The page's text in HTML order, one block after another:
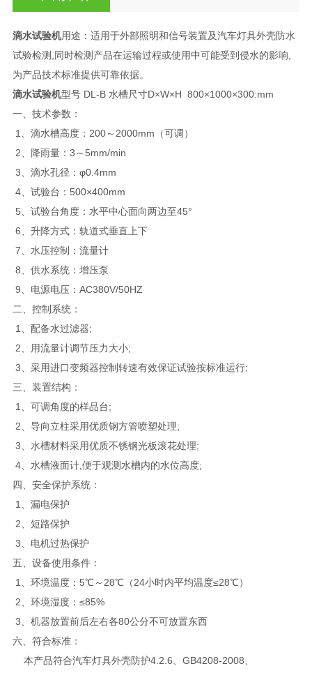
滴水试验机用途：适用于外部照明和信号装置及汽车灯具外壳防水
试验检测,同时检测产品在运输过程或使用中可能受到侵水的影响,
为产品技术标准提供可靠依据。
滴水试验机型号 DL-B 水槽尺寸D×W×H 800×1000×300:mm
一、技术参数：
1、滴水槽高度：200～2000mm（可调）
2、降雨量：3～5mm/min
3、滴水孔径：φ0.4mm
4、试验台：500×400mm
5、试验台角度：水平中心面向两边至45°
6、升降方式：轨道式垂直上下
7、水压控制：流量计
8、供水系统：增压泵
9、电源电压：AC380V/50HZ
二、控制系统：
1、配备水过滤器;
2、用流量计调节压力大小;
3、采用进口变频器控制转速有效保证试验按标准运行;
三、装置结构：
1、可调角度的样品台;
2、导向立柱采用优质钢方管喷塑处理;
3、水槽材料采用优质不锈钢光板滚花处理;
4、水槽液面计,便于观测水槽内的水位高度;
四、安全保护系统：
1、漏电保护
2、短路保护
3、电机过热保护
五、设备使用条件：
1、环境温度：5℃～28℃（24小时内平均温度≤28℃）
2、环境湿度：≤85%
3、机器放置前后左右各80公分不可放置东西
六、 符合标准：
本产品符合汽车灯具外壳防护4.2.6、GB4208-2008、